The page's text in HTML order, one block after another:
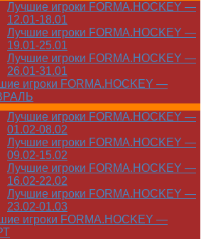
Лучшие игроки FORMA.HOCKEY —
12.01-18.01
Лучшие игроки FORMA.HOCKEY —
19.01-25.01
Лучшие игроки FORMA.HOCKEY —
26.01-31.01
игроки FORMA.HOCKEY —
Лучшие игроки FORMA.HOCKEY —
01.02-08.02
Лучшие игроки FORMA.HOCKEY —
09.02-15.02
Лучшие игроки FORMA.HOCKEY —
16.02-22.02
Лучшие игроки FORMA.HOCKEY —
23.02-01.03
игроки FORMA.HOCKEY —